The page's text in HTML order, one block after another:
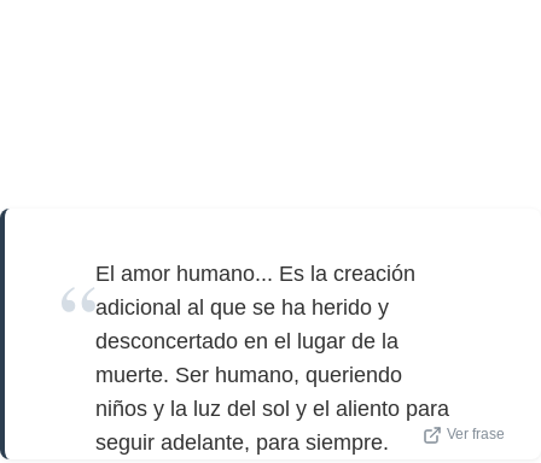
El amor humano... Es la creación
adicional al que se ha herido y
desconcertado en el lugar de la
muerte. Ser humano, queriendo
niños y la luz del sol y el aliento para
seguir adelante, para siempre.
Ver frase